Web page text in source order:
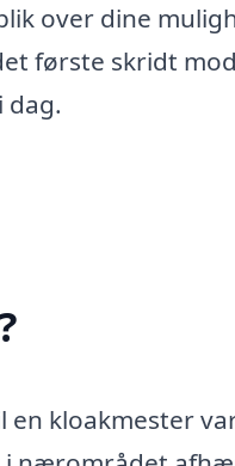
over dine
første skridt
dag.
en kloakmester